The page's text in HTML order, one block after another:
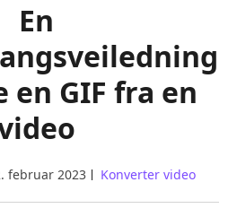
En
en GIF fra en
februar 2023 Konverter video